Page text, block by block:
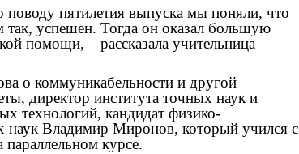
поводу пятилетия выпуска мы поняли, что
так, успешен. Тогда он оказал большую
помощи, – рассказала учительница
о коммуникабельности и другой
директор института точных наук и
технологий, кандидат физико-
наук Владимир Миронов, который учился с
курсе.